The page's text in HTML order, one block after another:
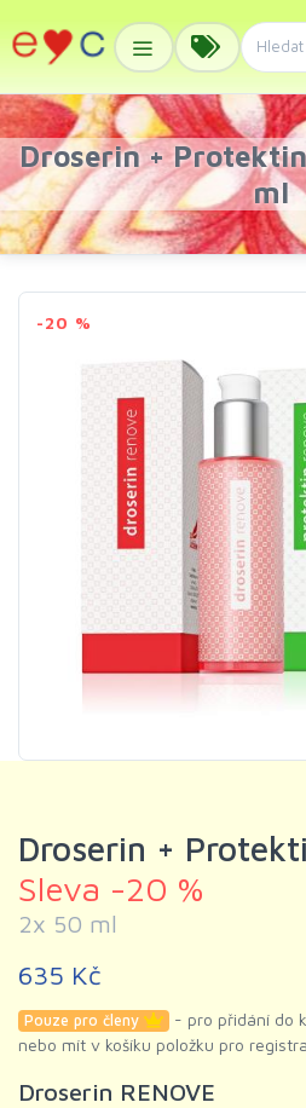
Droserin +
ml
-20 %
Droserin +
Sleva -20 %
2x 50 ml
635 Kč
Pouze pro členy
- pro přidání do
nebo mít v košíku položku pro
Droserin RENOVE